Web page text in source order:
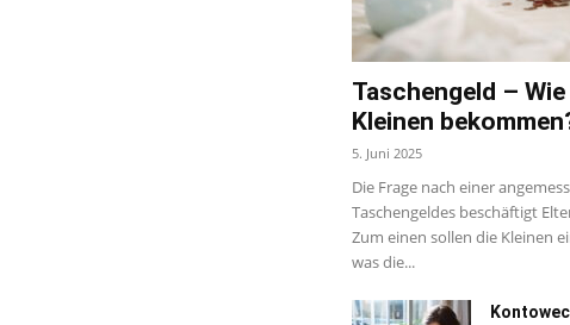
Taschengeld –
Kleinen
5. Juni 2025
Die Frage nach einer
Taschengeldes beschäftigt
Zum einen sollen die Kleinen
was die...